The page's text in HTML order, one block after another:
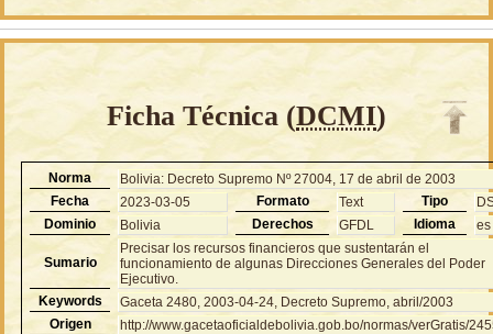
Ficha Técnica (DCMI)
Norma
Bolivia: Decreto Supremo Nº 27004, 17 de abril de 2003
Fecha
2023-03-05 Formato Text Tipo
Dominio
Bolivia Derechos GFDL Idioma es
Sumario
Precisar los recursos financieros que sustentarán el
funcionamiento de algunas Direcciones Generales del Poder
Ejecutivo.
Keywords
Gaceta 2480, 2003-04-24, Decreto Supremo, abril/2003
Origen
http://www.gacetaoficialdebolivia.gob.bo/normas/verGratis/